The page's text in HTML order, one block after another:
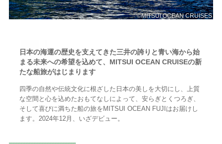
©MITSUI OCEAN CRUISES
日本の海運の歴史を支えてきた三井の誇りと青い海から始
まる未来への希望を込めて、MITSUI OCEAN CRUISEの新
たな船旅がはじまります
四季の自然や伝統文化に根ざした日本の美しを大切にし、上質
な空間と心を込めたおもてなしによって、安らぎとくつろぎ、
そして喜びに満ちた船の旅をMITSUI OCEAN FUJIはお届けし
ます。2024年12月、いざデビュー。